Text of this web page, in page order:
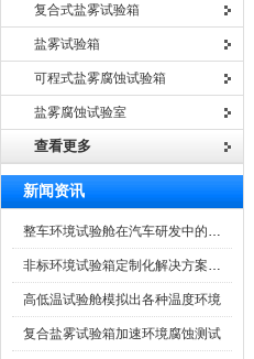
复合式盐雾试验箱
盐雾试验箱
可程式盐雾腐蚀试验箱
盐雾腐蚀试验室
查看更多
新闻资讯
整车环境试验舱在汽车研发中的作用
非标环境试验箱定制化解决方案在可靠性测试中的重要性
高低温试验舱模拟出各种温度环境
复合盐雾试验箱加速环境腐蚀测试